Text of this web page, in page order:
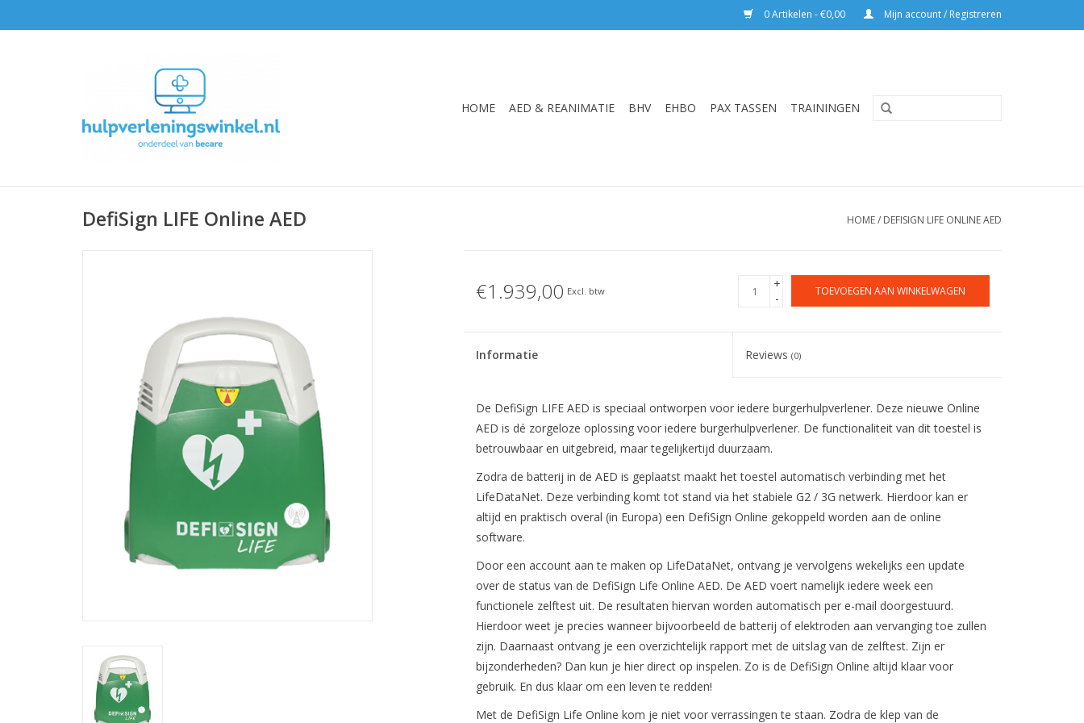
0 Artikelen - €0,00 Mijn account / Registreren
HOME AED & REANIMATIE BHV EHBO PAX TASSEN TRAININGEN
DefiSign LIFE Online AED HOME/ DEFISIGN LIFE ONLINE AED
€1.939,00 Excl. btw
+
-
TOEVOEGEN AAN WINKELWAGEN
Informatie Reviews(0)
De DefiSign LIFE AED is speciaal ontworpen voor iedere burgerhulpverlener. Deze nieuwe Online
AED is dé zorgeloze oplossing voor iedere burgerhulpverlener. De functionaliteit van dit toestel is
betrouwbaar en uitgebreid, maar tegelijkertijd duurzaam.
Zodra de batterij in de AED is geplaatst maakt het toestel automatisch verbinding met het
LifeDataNet. Deze verbinding komt tot stand via het stabiele G2 / 3G netwerk. Hierdoor kan er
altijd en praktisch overal (in Europa) een DefiSign Online gekoppeld worden aan de online
software.
Door een account aan te maken op LifeDataNet, ontvang je vervolgens wekelijks een update
over de status van de DefiSign Life Online AED. De AED voert namelijk iedere week een
functionele zelftest uit. De resultaten hiervan worden automatisch per e-mail doorgestuurd.
Hierdoor weet je precies wanneer bijvoorbeeld de batterij of elektroden aan vervanging toe zullen
zijn. Daarnaast ontvang je een overzichtelijk rapport met de uitslag van de zelftest. Zijn er
bijzonderheden? Dan kun je hier direct op inspelen. Zo is de DefiSign Online altijd klaar voor
gebruik. En dus klaar om een leven te redden!
Met de DefiSign Life Online kom je niet voor verrassingen te staan. Zodra de klep van de